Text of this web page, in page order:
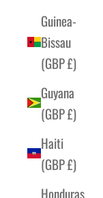
Guinea-
Bissau
(GBP £)
Guyana
(GBP £)
Haiti
(GBP £)
Honduras